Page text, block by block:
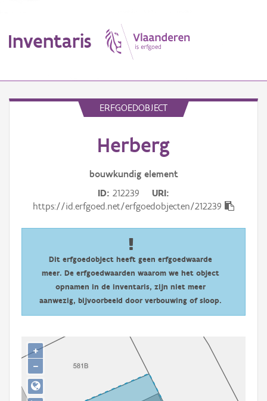
Inventaris
Persoon of collectief
Downloads
Aanmelden
ERFGOEDOBJECT
Herberg
bouwkundig element
ID 212239
URI
https://id.erfgoed.net/erfgoedobjecten/212239
Dit erfgoedobject heeft geen erfgoedwaarde
meer. De erfgoedwaarden waarom we het object
opnamen in de inventaris, zijn niet meer
aanwezig, bijvoorbeeld door verbouwing of sloop.
+
−